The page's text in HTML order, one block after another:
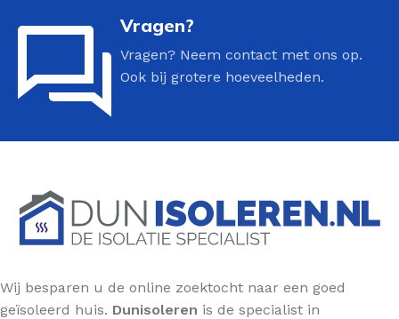
Vragen?
Vragen? Neem contact met ons op.
Ook bij grotere hoeveelheden.
Wij besparen u de online zoektocht naar een goed
geïsoleerd huis. Dunisoleren is de specialist in